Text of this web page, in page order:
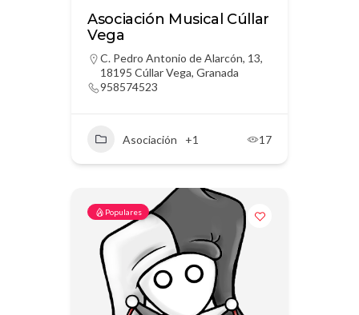
Asociación Musical Cúllar
Vega
C. Pedro Antonio de Alarcón, 13,
18195 Cúllar Vega, Granada
958574523
Asociación +1 17
Populares